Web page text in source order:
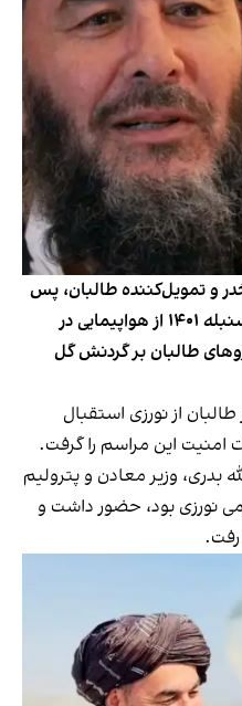
و تمویل‌کننده طالبان، پس
از آزادی از زندانی در امریکا، در ۲۸ سنبله ۱۴۰۱ از هواپیمایی در
طالبان بر گردنش گل
از نورزی استقبال
امنیت این مراسم را گرفت.
بدری، وزیر معادن و پترولیم
نورزی بود، حضور داشت و
رفت.